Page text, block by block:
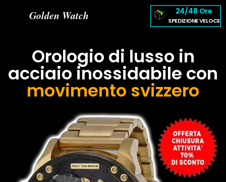
Golden Watch 24/48 Ore
SPEDIZIONE VELOCE
Orologio di lusso in
acciaio inossidabile con
movimento svizzero